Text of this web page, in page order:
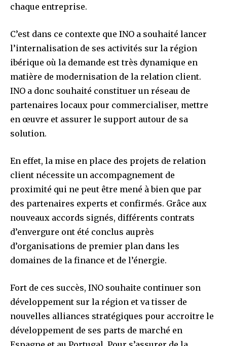
chaque entreprise.
C’est dans ce contexte que INO a souhaité lancer
l’internalisation de ses activités sur la région
ibérique où la demande est très dynamique en
matière de modernisation de la relation client.
INO a donc souhaité constituer un réseau de
partenaires locaux pour commercialiser, mettre
en œuvre et assurer le support autour de sa
solution.
En effet, la mise en place des projets de relation
client nécessite un accompagnement de
proximité qui ne peut être mené à bien que par
des partenaires experts et confirmés. Grâce aux
nouveaux accords signés, différents contrats
d’envergure ont été conclus auprès
d’organisations de premier plan dans les
domaines de la finance et de l’énergie.
Fort de ces succès, INO souhaite continuer son
développement sur la région et va tisser de
nouvelles alliances stratégiques pour accroitre le
développement de ses parts de marché en